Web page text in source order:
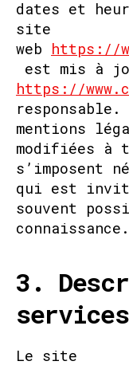
dates et
site
web https://
est mis à
https://
mentions
modifiées à
s’imposent
qui est
souvent
connaissance.
3.
Le site